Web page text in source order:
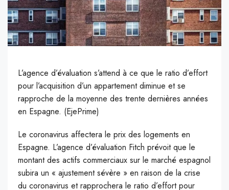
L’agence d’évaluation s’attend à ce que le ratio d’effort
pour l’acquisition d’un appartement diminue et se
rapproche de la moyenne des trente dernières années
en Espagne. (EjePrime)
Le coronavirus affectera le prix des logements en
Espagne. L’agence d’évaluation Fitch prévoit que le
montant des actifs commerciaux sur le marché espagnol
subira un « ajustement sévère » en raison de la crise
du coronavirus et rapprochera le ratio d’effort pour